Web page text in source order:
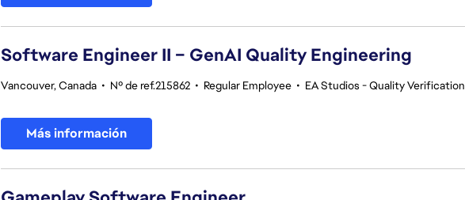
Software Engineer II – GenAI Quality Engineering
Vancouver, Canada • Nº de ref.215862 • Regular Employee • EA Studios - Quality Verification
Más información